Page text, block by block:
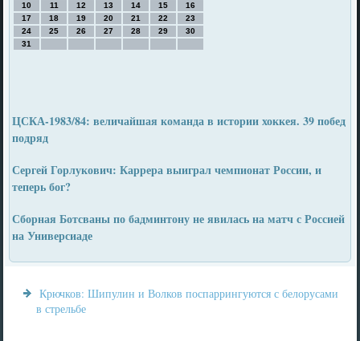
10
11 12 13 14 15
16
17
18 19 20 21 22
23
24
25 26 27 28 29
30
31
ЦСКА-1983/84: величайшая команда в истории хоккея. 39 побед
подряд
Сергей Горлукович: Каррера выиграл чемпионат России, и
теперь бог?
Сборная Ботсваны по бадминтону не явилась на матч с Россией
на Универсиаде
Крючков: Шипулин и Волков поспаррингуются с белорусами
в стрельбе